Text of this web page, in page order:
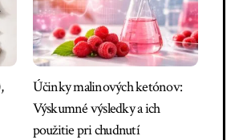
Účinky malinových ketónov:
Výskumné výsledky a ich
použitie pri chudnutí